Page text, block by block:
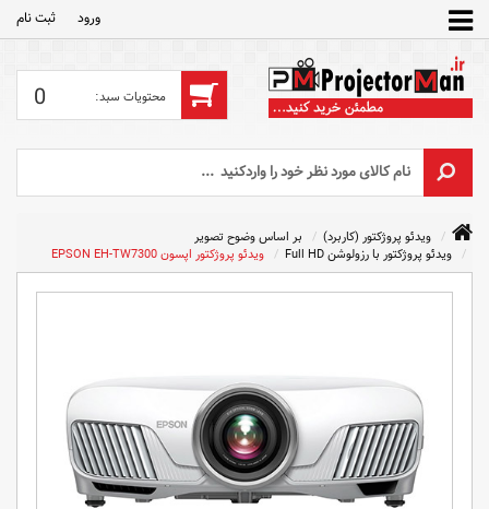
ورود ثبت‌ نام
0
ویدئو پروژکتور (کاربرد)
بر اساس وضوح تصویر
ویدئو پروژکتور با رزولوشن Full HD
ویدئو پروژکتور اپسون EPSON EH-TW7300